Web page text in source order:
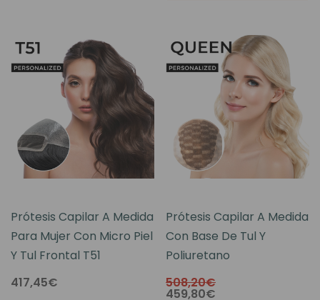
Prótesis Capilar A Medida
Para Mujer Con Micro Piel
Y Tul Frontal T51
417,45€
Prótesis Capilar A Medida
Con Base De Tul Y
Poliuretano
508,20€
459,80€